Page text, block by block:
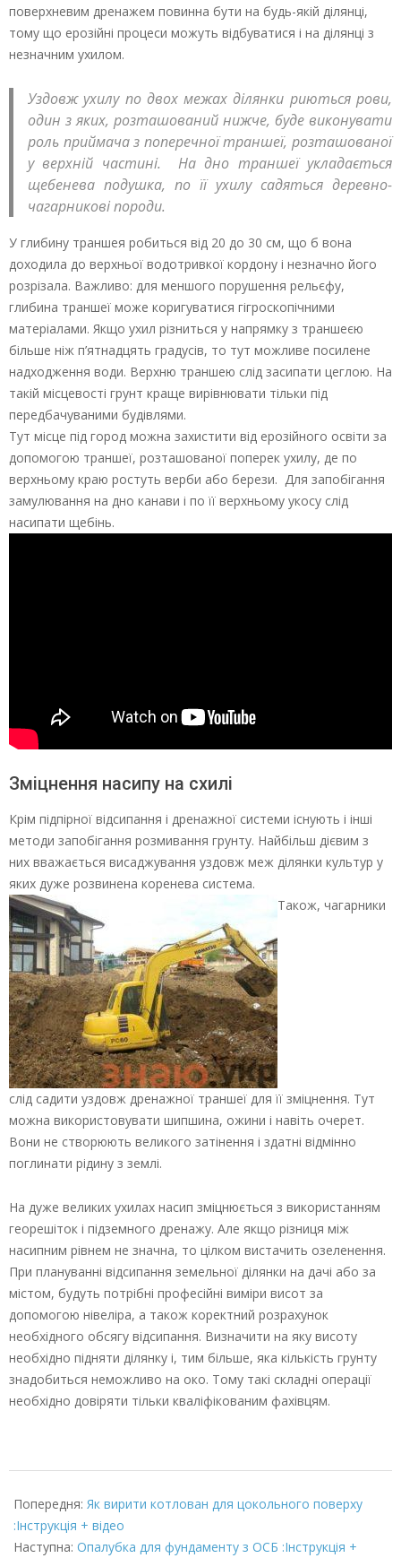
поверхневим дренажем повинна бути на будь-якій ділянці,
тому що ерозійні процеси можуть відбуватися і на ділянці з
незначним ухилом.
Уздовж ухилу по двох межах ділянки риються рови,
один з яких, розташований нижче, буде виконувати
роль приймача з поперечної траншеї, розташованої
у верхній частині. На дно траншеї укладається
щебенева подушка, по її ухилу садяться деревно-
чагарникові породи.
У глибину траншея робиться від 20 до 30 см, що б вона
доходила до верхньої водотривкої кордону і незначно його
розрізала. Важливо: для меншого порушення рельєфу,
глибина траншеї може коригуватися гігроскопічними
матеріалами. Якщо ухил різниться у напрямку з траншеєю
більше ніж п’ятнадцять градусів, то тут можливе посилене
надходження води. Верхню траншею слід засипати цеглою. На
такій місцевості грунт краще вирівнювати тільки під
передбачуваними будівлями.
Тут місце під город можна захистити від ерозійного освіти за
допомогою траншеї, розташованої поперек ухилу, де по
верхньому краю ростуть верби або берези. Для запобігання
замулювання на дно канави і по її верхньому укосу слід
насипати щебінь.
Зміцнення насипу на схилі
Крім підпірної відсипання і дренажної системи існують і інші
методи запобігання розмивання грунту. Найбільш дієвим з
них вважається висаджування уздовж меж ділянки культур у
яких дуже розвинена коренева система.
Також, чагарники
слід садити уздовж дренажної траншеї для її зміцнення. Тут
можна використовувати шипшина, ожини і навіть очерет.
Вони не створюють великого затінення і здатні відмінно
поглинати рідину з землі.
На дуже великих ухилах насип зміцнюється з використанням
георешіток і підземного дренажу. Але якщо різниця між
насипним рівнем не значна, то цілком вистачить озеленення.
При плануванні відсипання земельної ділянки на дачі або за
містом, будуть потрібні професійні виміри висот за
допомогою нівеліра, а також коректний розрахунок
необхідного обсягу відсипання. Визначити на яку висоту
необхідно підняти ділянку і, тим більше, яка кількість грунту
знадобиться неможливо на око. Тому такі складні операції
необхідно довіряти тільки кваліфікованим фахівцям.
02-
02
Попередня: Як вирити котлован для цокольного поверху
:Інструкція + відео
Наступна: Опалубка для фундаменту з ОСБ :Інструкція +